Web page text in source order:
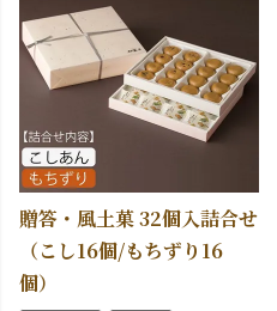
贈答・風土菓 32個入詰合せ
（こし16個/もちずり16
個）